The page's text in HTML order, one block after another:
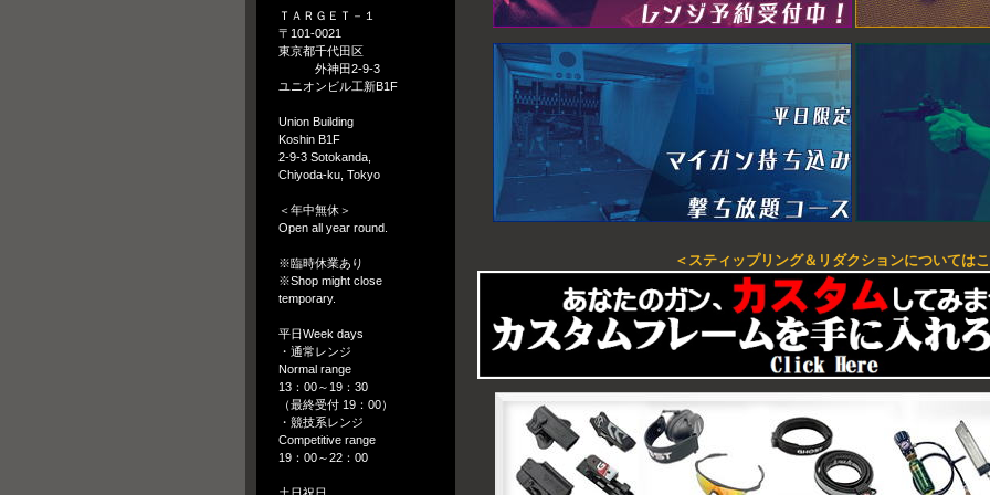
＜スティップリング＆リダクションについては
ＴＡＲＧＥＴ－１
〒101-0021
東京都千代田区
外神田2-9-3
ユニオンビル工新B1F
Union Building
Koshin B1F
2-9-3 Sotokanda,
Chiyoda-ku, Tokyo
＜年中無休＞
Open all year round.
※臨時休業あり
※Shop might close
temporary.
平日Week days
・通常レンジ
Normal range
13：00～19：30
（最終受付 19：00）
・競技系レンジ
Competitive range
19：00～22：00